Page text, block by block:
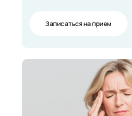
Записаться на прием